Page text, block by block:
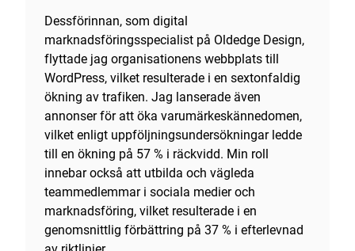
Dessförinnan, som digital
marknadsföringsspecialist på Oldedge Design,
flyttade jag organisationens webbplats till
WordPress, vilket resulterade i en sextonfaldig
ökning av trafiken. Jag lanserade även
annonser för att öka varumärkeskännedomen,
vilket enligt uppföljningsundersökningar ledde
till en ökning på 57 % i räckvidd. Min roll
innebar också att utbilda och vägleda
teammedlemmar i sociala medier och
marknadsföring, vilket resulterade i en
genomsnittlig förbättring på 37 % i efterlevnad